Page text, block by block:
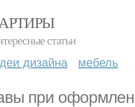
статьи
дизайна мебель
при